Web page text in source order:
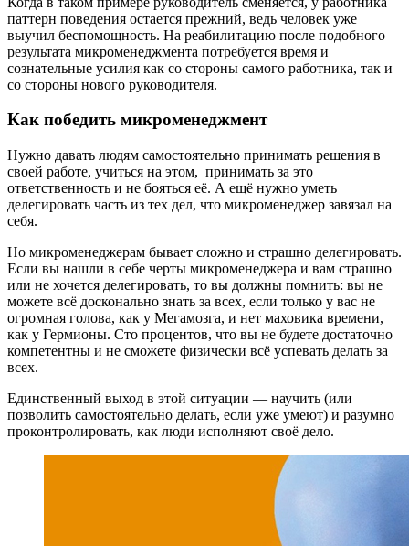
паттерн поведения остается прежний, ведь человек уже
выучил беспомощность. На реабилитацию после подобного
результата микроменеджмента потребуется время и
сознательные усилия как со стороны самого работника, так и
со стороны нового руководителя.
Как победить микроменеджмент
Нужно давать людям самостоятельно принимать решения в
своей работе, учиться на этом, принимать за это
ответственность и не бояться её. А ещё нужно уметь
делегировать часть из тех дел, что микроменеджер завязал на
себя.
Но микроменеджерам бывает сложно и страшно делегировать.
Если вы нашли в себе черты микроменеджера и вам страшно
или не хочется делегировать, то вы должны помнить: вы не
можете всё досконально знать за всех, если только у вас не
огромная голова, как у Мегамозга, и нет маховика времени,
как у Гермионы. Сто процентов, что вы не будете достаточно
компетентны и не сможете физически всё успевать делать за
всех.
Единственный выход в этой ситуации — научить (или
позволить самостоятельно делать, если уже умеют) и разумно
проконтролировать, как люди исполняют своё дело.